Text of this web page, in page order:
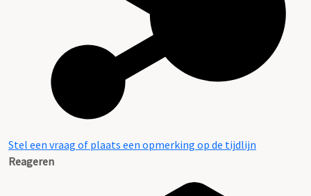
Stel een vraag of plaats een opmerking op de tijdlijn
Reageren